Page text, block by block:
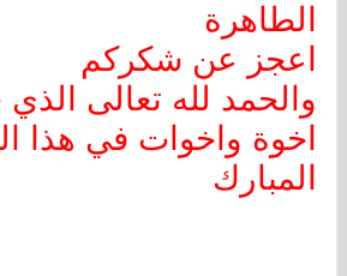
الطاهرة
اعجز عن شكركم
والحمد لله تعالى الذي
اخوة واخوات في هذا
المبارك